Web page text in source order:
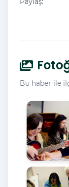
Bu haber ile